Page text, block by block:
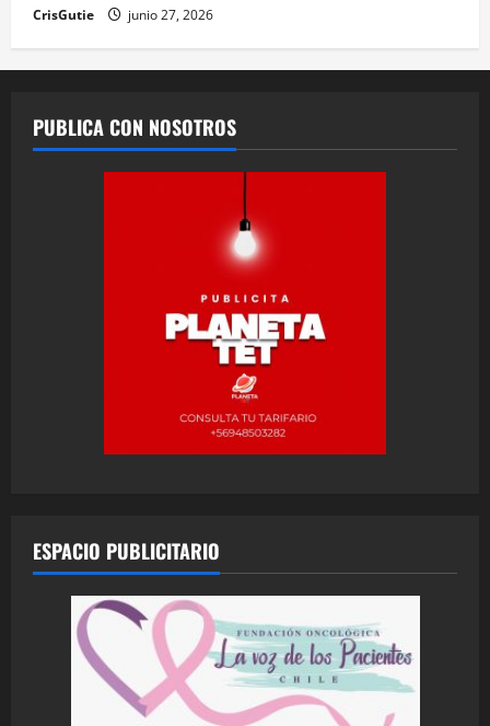
CrisGutie junio 27, 2026
PUBLICA CON NOSOTROS
ESPACIO PUBLICITARIO